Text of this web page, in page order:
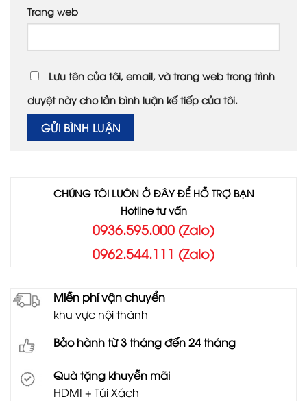
CHÚNG TÔI LUÔN Ở ĐÂY ĐỂ HỖ TRỢ BẠN
Hotline tư vấn
0936.595.000 (Zalo)
0962.544.111 (Zalo)
Miễn phí vận chuyển
khu vực nội thành
Bảo hành từ 3 tháng đến 24 tháng
Quà tặng khuyễn mãi
HDMI + Túi Xách
Trang web
Lưu tên của tôi, email, và trang web trong trình
duyệt này cho lần bình luận kế tiếp của tôi.